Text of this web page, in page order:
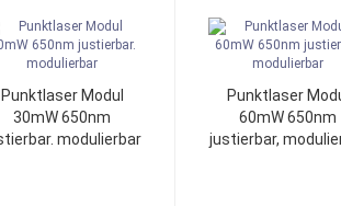
Punktlaser Modul
30mW 650nm
modulierbar
Punktlaser
60mW 650nm
justierbar,